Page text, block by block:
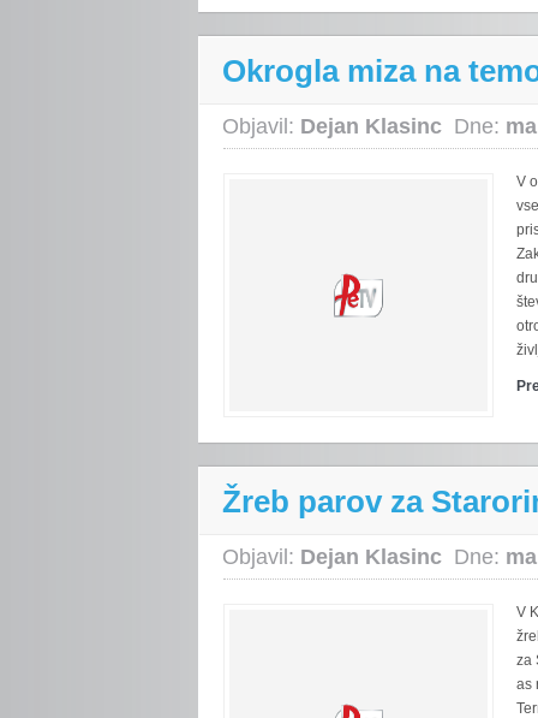
Okrogla miza na
Objavil: Dejan Klasinc Dne:
V
Žreb parov za
Objavil: Dejan Klasinc Dne:
V
za
as